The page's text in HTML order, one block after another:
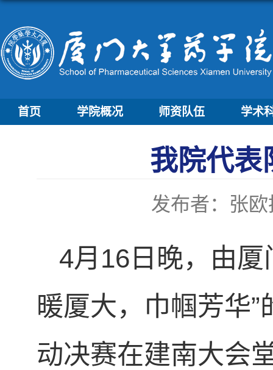
首页 学院概况 师资队伍 学术
我院代表
发布者：张欧
4月16日晚，由
暖厦大，巾帼芳华”
动决赛在建南大会